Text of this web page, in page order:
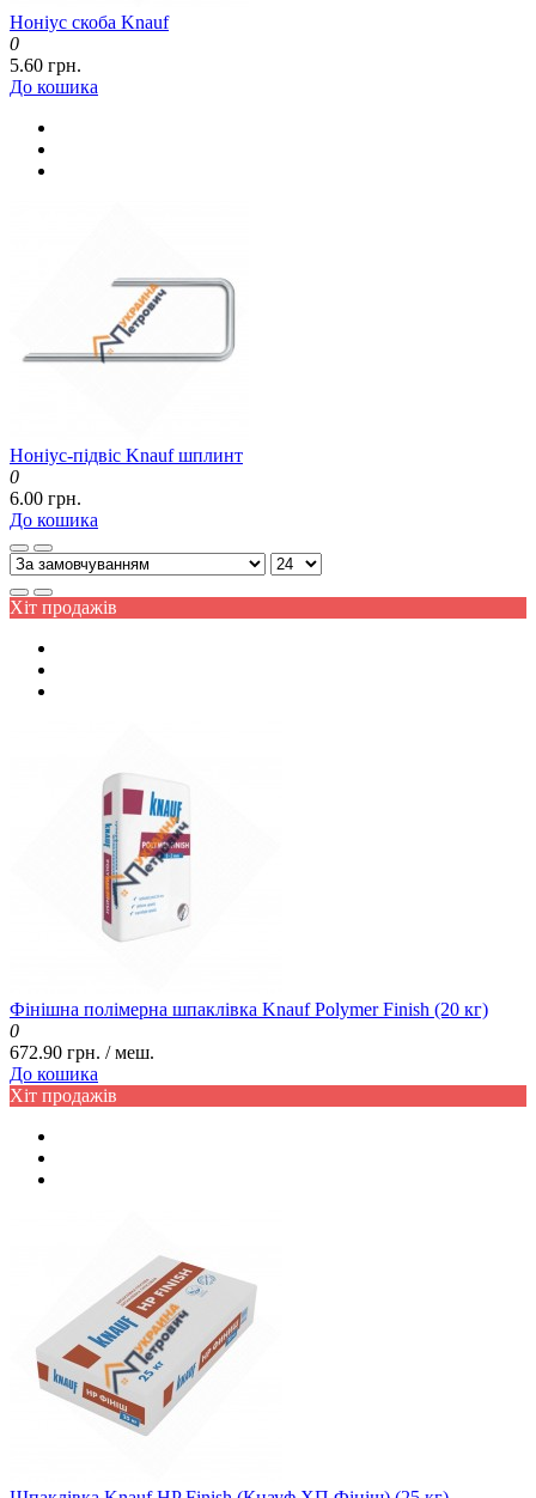
Ноніус скоба Knauf
0
5.60 грн.
До кошика
Ноніус-підвіс Knauf шплинт
0
6.00 грн.
До кошика
Хіт продажів
Фінішна полімерна шпаклівка Knauf Polymer Finish (20 кг)
0
672.90 грн. / меш.
До кошика
Хіт продажів